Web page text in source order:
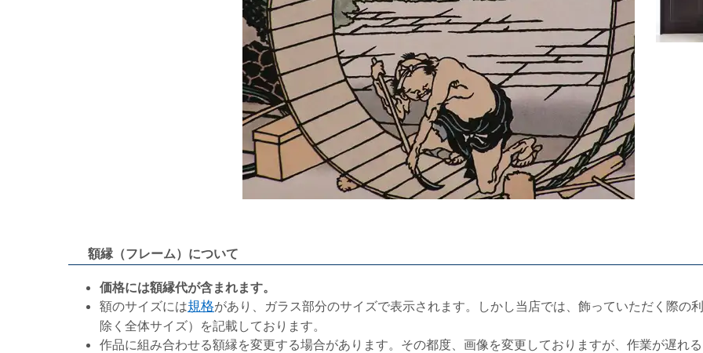
額縁（フレーム）について
価格には額縁代が含まれます。
額のサイズには規格があり、ガラス部分のサイズで表示されます。しかし当店では、飾っていただく際の
除く全体サイズ）を記載しております。
作品に組み合わせる額縁を変更する場合があります。その都度、画像を変更しておりますが、作業が遅れ